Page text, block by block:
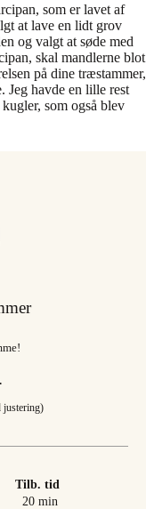
som er lavet af
at lave en lidt grov
og valgt at søde med
skal mandlerne blot
på dine træstammer,
Jeg havde en lille rest
som også blev
justering)
Tilb. tid
20minutter
min